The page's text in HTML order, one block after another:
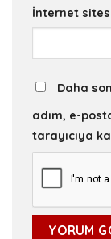
İnternet
Daha
adım, e-
tarayıcıya